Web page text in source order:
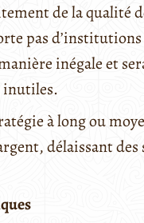
de la
pas
inégale et
inutiles.
à long ou
délaissant